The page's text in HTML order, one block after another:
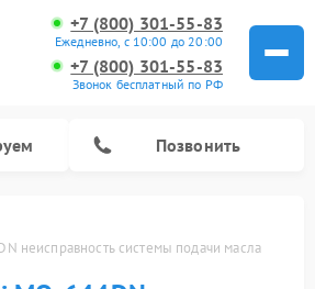
+7 (800) 301-55-83
Ежедневно, с 10:00 до 20:00
+7 (800) 301-55-83
Звонок бесплатный по РФ
Позвонить
неисправность системы подачи масла